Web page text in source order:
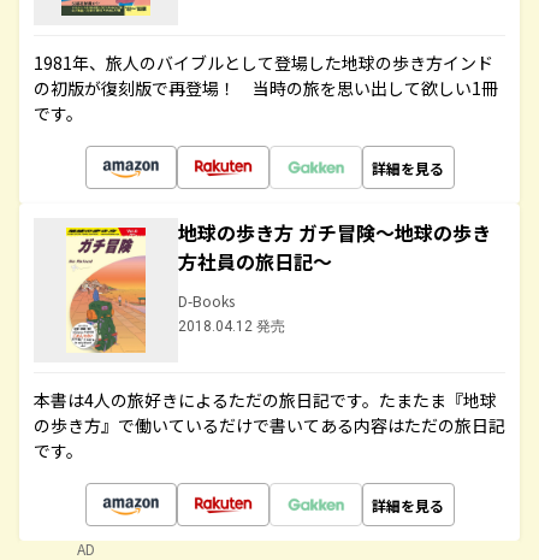
1981年、旅人のバイブルとして登場した地球の歩き方インド
の初版が復刻版で再登場！ 当時の旅を思い出して欲しい1冊
です。
詳細を見る
地球の歩き方 ガチ冒険～地球の歩き
方社員の旅日記～
D-Books
2018.04.12 発売
本書は4人の旅好きによるただの旅日記です。たまたま『地球
の歩き方』で働いているだけで書いてある内容はただの旅日記
です。
詳細を見る
AD